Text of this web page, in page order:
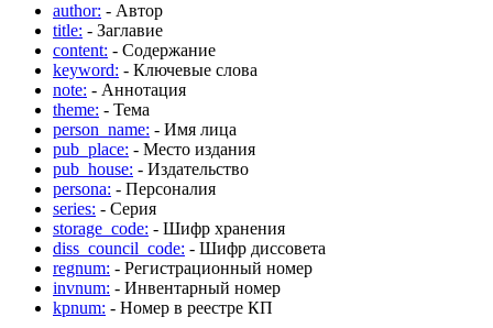
author: - Автор
title: - Заглавие
content: - Содержание
keyword: - Ключевые слова
note: - Аннотация
theme: - Тема
person_name: - Имя лица
pub_place: - Место издания
pub_house: - Издательство
persona: - Персоналия
series: - Серия
storage_code: - Шифр хранения
diss_council_code: - Шифр диссовета
regnum: - Регистрационный номер
invnum: - Инвентарный номер
kpnum: - Номер в реестре КП